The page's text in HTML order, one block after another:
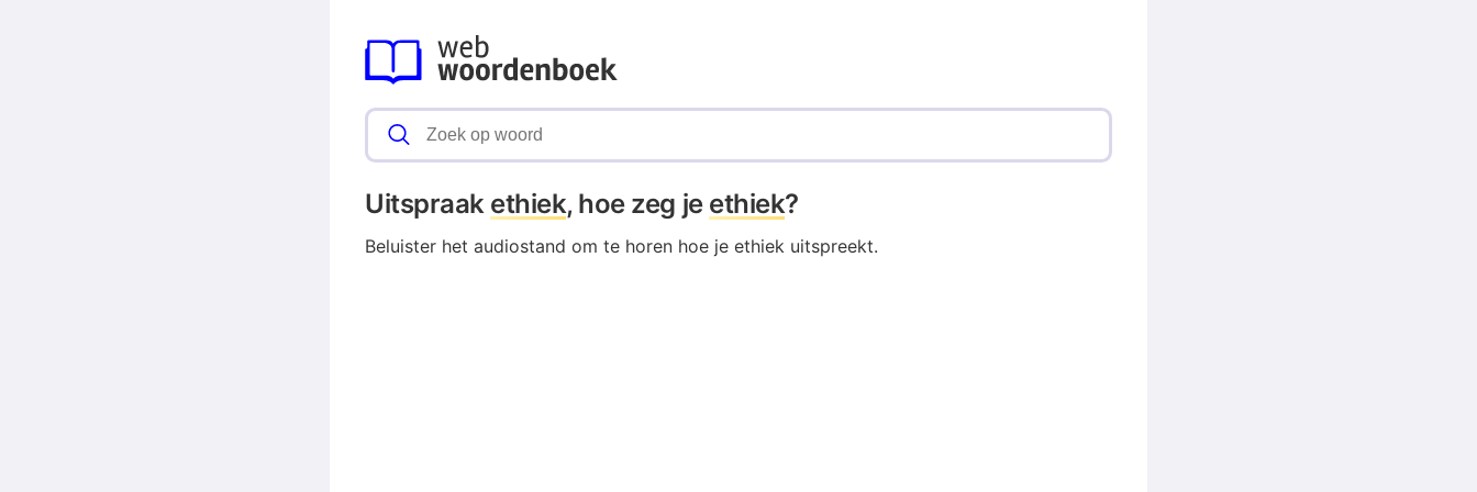
Uitspraak ethiek, hoe zeg je ethiek?
Beluister het audiostand om te horen hoe je ethiek uitspreekt.